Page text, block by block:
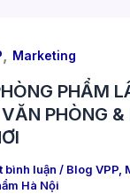
Marketing
PHẨM
PHÒNG
bình luận / Blog VPP,
Hà Nội